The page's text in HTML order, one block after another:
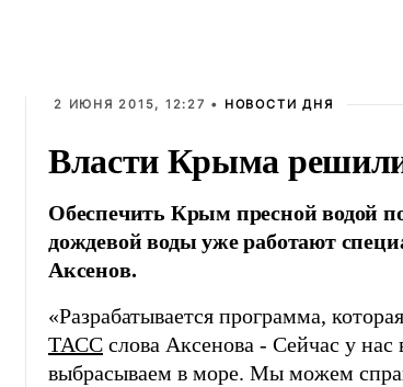
2 ИЮНЯ 2015, 12:27 • НОВОСТИ ДНЯ
Власти Крыма
Обеспечить Крым пресной водой
дождевой воды уже работают
Аксенов.
«Разрабатывается программа,
ТАСС слова Аксенова - Сейчас у
выбрасываем в море. Мы можем